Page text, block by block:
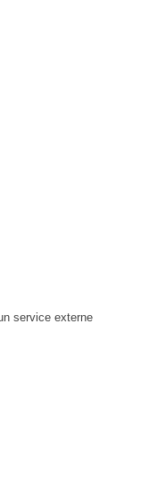
service externe